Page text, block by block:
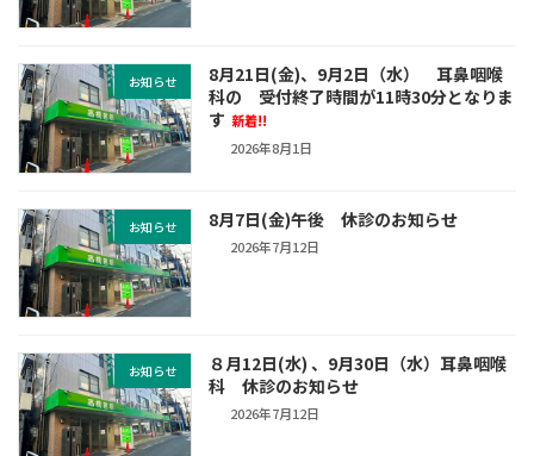
お知らせ
8月21日(金)、9月2日（水） 耳鼻咽喉
科の 受付終了時間が11時30分となりま
す 新着!!
2026年8月1日
お知らせ 8月7日(金)午後 休診のお知らせ
2026年7月12日
お知らせ
８月12日(水) 、9月30日（水）耳鼻咽喉
科 休診のお知らせ
2026年7月12日